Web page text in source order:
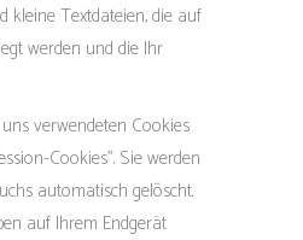
kleine Textdateien, die auf
werden und die Ihr
verwendeten Cookies
Cookies”. Sie werden
automatisch gelöscht.
auf Ihrem Endgerät